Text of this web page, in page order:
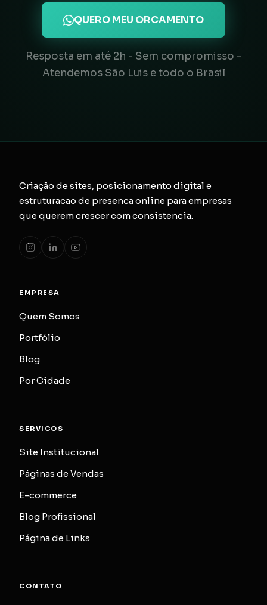
QUERO MEU ORCAMENTO
Resposta em até 2h - Sem compromisso -
Atendemos São Luis e todo o Brasil
Criação de sites, posicionamento digital e
estruturacao de presenca online para empresas
que querem crescer com consistencia.
EMPRESA
Quem Somos
Portfólio
Blog
Por Cidade
SERVICOS
Site Institucional
Páginas de Vendas
E-commerce
Blog Profissional
Página de Links
CONTATO